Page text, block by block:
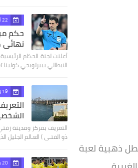
ذهبية لعبة
22 أكتوبر 2024
حكم
نهائى
أعلنت لجنة الحكام
الايطالي بييرلويجي
19 يوليو 2024
التعريف بمركز ومدينة
ذو الفتـى ) العـالم
20 ديسمبر 2024